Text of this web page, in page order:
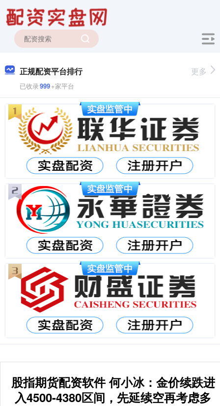
正规配资平台排行
已收录999+家平台
更多
股指期货配资软件 何小冰：金价续跌进
入4500-4380区间，先延续空再考虑多